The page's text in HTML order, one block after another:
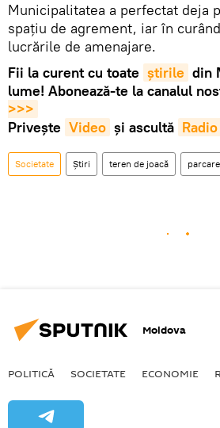
Municipalitatea a perfectat deja
spațiu de agrement, iar în
lucrările de amenajare.
Fii la curent cu toate știrile din
lume! Abonează-te la canalul
>>>
Privește Video și ascultă Radio
Societate Știri teren de joacă parcare
Moldova
POLITICĂ SOCIETATE ECONOMIE